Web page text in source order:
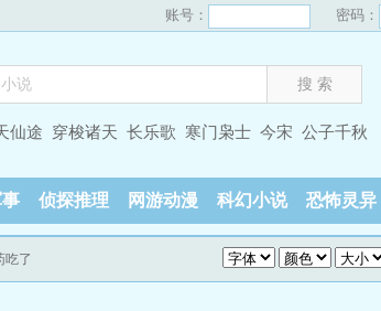
账号： 密码：
仙途 穿梭诸天 长乐歌 寒门枭士 今宋 公子千秋
侦探推理 网游动漫 科幻小说 恐怖灵异
吃了